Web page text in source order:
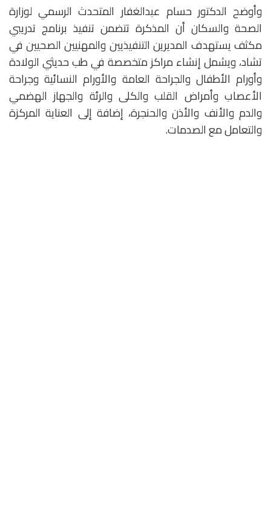
وأوضح الدكتور حسام عبدالغفار المتحدث الرسمي لوزارة
الصحة والسكان أن المذكرة تتضمن تنفيذ برنامج تدريبي
مكثف يستهدف المديرين التنفيذيين والمهنيين الصحيين في
تشاد، ويشمل إنشاء مراكز متخصصة في طب حديثي الولادة
وأورام الأطفال والجراحة العامة والأورام النسائية وجراحة
الأعصاب وأمراض القلب والكلى والرئة والجهاز الهضمي
والدم والأنف والأذن والحنجرة، إضافة إلى العناية المركزة
والتعامل مع الصدمات.